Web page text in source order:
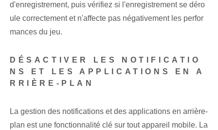
d'enregistrement, puis vérifiez si l'enregistrement se déro
ule correctement et n'affecte pas négativement les perfor
mances du jeu.
DÉSACTIVER LES NOTIFICATIO
NS ET LES APPLICATIONS EN A
RRIÈRE-PLAN
La gestion des notifications et des applications en arrière-
plan est une fonctionnalité clé sur tout appareil mobile. La